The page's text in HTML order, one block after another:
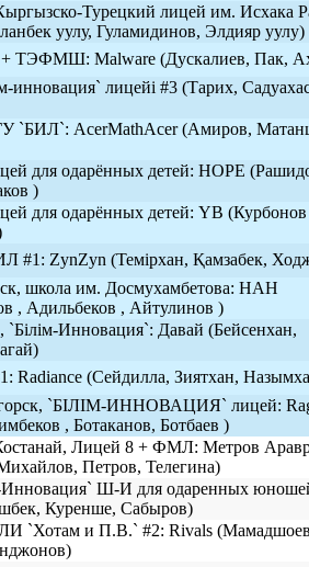
Турецкий лицей им. Исхака
уулу, Гуламидинов, Элдияр уулу)
ТЭФМШ: Malware (Дускалиев, Пак,
инновация` лицейі #3 (Тарих,
`БИЛ`: AcerMathAcer (Амиров,
для одарённых детей: HOPE
)
для одарённых детей: YB
#1: ZynZyn (Темірхан, Қамзабек,
школа им. Досмухамбетова: НАН
, Адильбеков , Айтулинов )
`Білім-Инновация`: Давай (Бейсенхан,
Radiance (Сейдилла, Зиятхан,
`БІЛІМ-ИННОВАЦИЯ` лицей:
, Ботаканов, Ботбаев )
Лицей 8 + ФМЛ: Метров
Петров, Телегина)
Инновация` Ш-И для одаренных
Куренше, Сабыров)
`Хотам и П.В.` #2: Rivals